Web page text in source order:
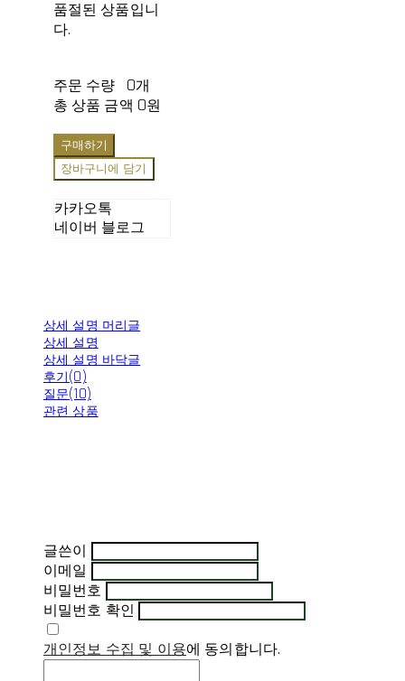
품절된 상품입니
다.
주문 수량
0개
총 상품 금액 0원
구매하기
장바구니에 담기
카카오톡
네이버 블로그
상세 설명 머리글
상세 설명
상세 설명 바닥글
후기(0)
질문(10)
관련 상품
글쓴이
이메일
비밀번호
비밀번호 확인
개인정보 수집 및 이용에 동의합니다.